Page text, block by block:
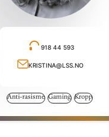
918 44 593
Ring
kristina@lss.no
Send e-post
Anti-rasisme Gaming Kropp